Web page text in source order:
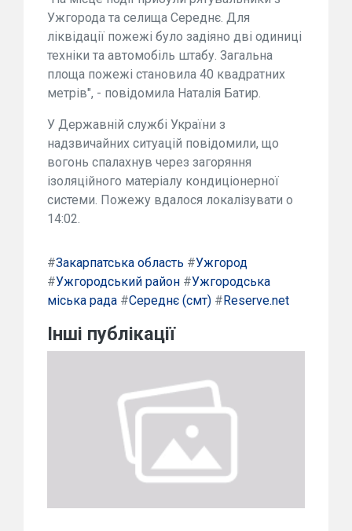
Ужгорода та селища Середнє. Для
ліквідації пожежі було задіяно дві одиниці
техніки та автомобіль штабу. Загальна
площа пожежі становила 40 квадратних
метрів", - повідомила Наталія Батир.
У Державній службі України з
надзвичайних ситуацій повідомили, що
вогонь спалахнув через загоряння
ізоляційного матеріалу кондиціонерної
системи. Пожежу вдалося локалізувати о
14:02.
#Закарпатська область #Ужгород
#Ужгородський район #Ужгородська
міська рада #Середнє (смт) #Reserve.net
Інші публікації